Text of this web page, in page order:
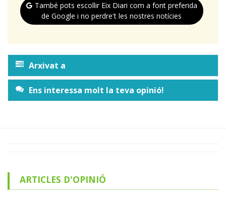
També pots escollir Eix Diari com a font preferida
de Google i no perdre't les nostres notícies
Arxivat a
Ens interessa molt la teva opinió!
ARTICLES D'OPINIÓ